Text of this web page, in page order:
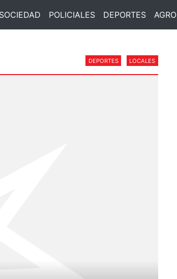
SOCIEDAD POLICIALES DEPORTES AGRO
DEPORTES LOCALES